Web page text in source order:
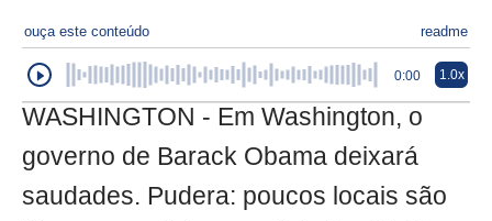
ouça este conteúdo readme
0:00 1.0x
WASHINGTON - Em Washington, o
governo de Barack Obama deixará
saudades. Pudera: poucos locais são